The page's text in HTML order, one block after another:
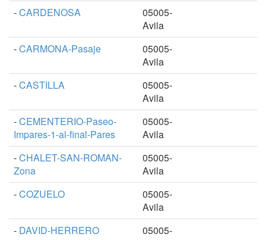
-CARDENOSA
05005-
Avila
-CARMONA-Pasaje
05005-
Avila
-CASTILLA
05005-
Avila
-CEMENTERIO-Paseo-
Impares-1-al-final-Pares
05005-
Avila
-CHALET-SAN-ROMAN-
Zona
05005-
Avila
-COZUELO
05005-
Avila
- DAVID-HERRERO
05005-